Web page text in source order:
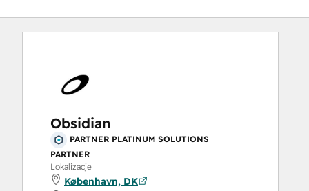
Obsidian
PARTNER PLATINUM SOLUTIONS
PARTNER
Lokalizacje
København, DK